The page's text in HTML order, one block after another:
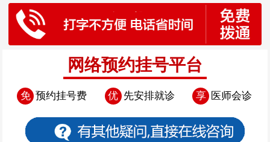
网络预约挂号平台
免 预约挂号费 优 先安排就诊 享 医师会诊